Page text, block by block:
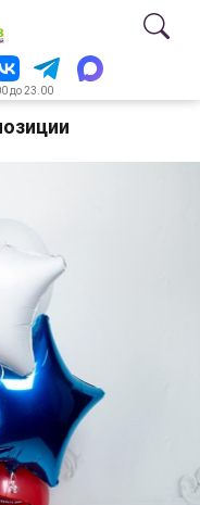
до 23.00